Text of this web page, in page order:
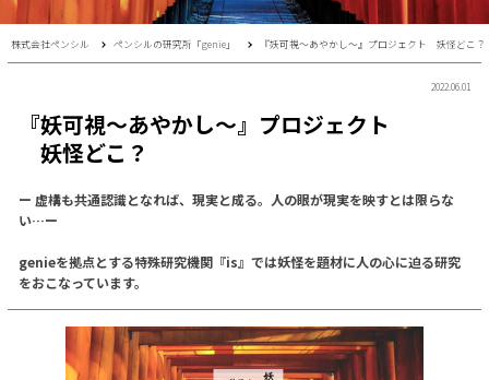
株式会社ペンシル ペンシルの研究所「genie」 『妖可視〜あやかし〜』プロジェクト 妖怪どこ？
2022.06.01
『妖可視〜あやかし〜』プロジェクト
妖怪どこ？
ー 虚構も共通認識となれば、現実と成る。人の眼が現実を映すとは限らな
い…ー
genieを拠点とする特殊研究機関『is』では妖怪を題材に人の心に迫る研究
をおこなっています。